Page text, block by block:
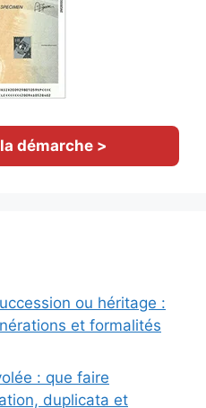
démarche >
ou héritage :
et formalités
: que faire
duplicata et